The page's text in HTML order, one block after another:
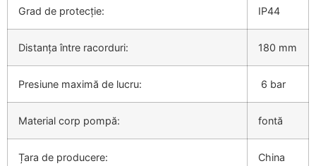
Grad de protecție: IP44
Distanța între racorduri: 180 mm
Presiune maximă de lucru: 6 bar
Material corp pompă: fontă
Țara de producere: China